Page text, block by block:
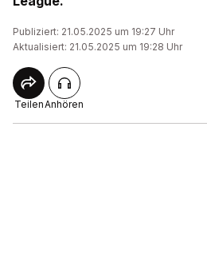
Publiziert: 21.05.2025 um 19:27 Uhr
Aktualisiert: 21.05.2025 um 19:28 Uhr
TeilenAnhören